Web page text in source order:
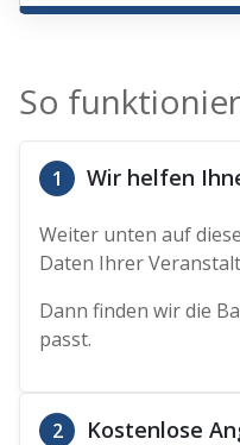
So
1 Wir helfen
Weiter unten auf
Daten Ihrer
Dann finden wir die
passt.
2 Kostenlose